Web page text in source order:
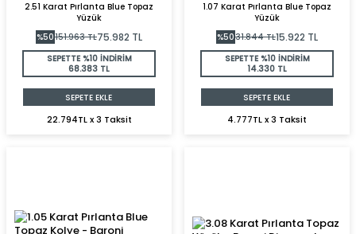
2.51 Karat Pırlanta Blue Topaz
Yüzük
%50151.963TL75.982 TL
SEPETTE %10 İNDİRİM
68.383 TL
SEPETE EKLE
22.794TL x 3 Taksit
1.07 Karat Pırlanta Blue Topaz
Yüzük
%5031.844TL15.922 TL
SEPETTE %10 İNDİRİM
14.330 TL
SEPETE EKLE
4.777TL x 3 Taksit